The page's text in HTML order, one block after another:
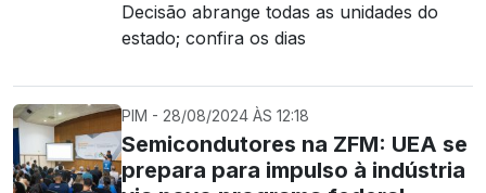
Decisão abrange todas as unidades do
estado; confira os dias
PIM - 28/08/2024 ÀS 12:18
Semicondutores na ZFM: UEA se
prepara para impulso à indústria